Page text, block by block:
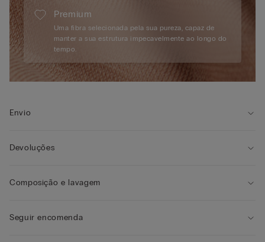
Premium
Uma fibra selecionada pela sua pureza, capaz de
manter a sua estrutura impecavelmente ao longo do
tempo.
Envio
Devoluções
Composição e lavagem
Seguir encomenda